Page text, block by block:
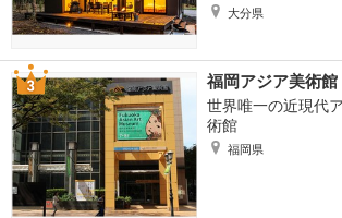
大分県
福岡アジア美術館
世界唯一の近現代
術館
福岡県